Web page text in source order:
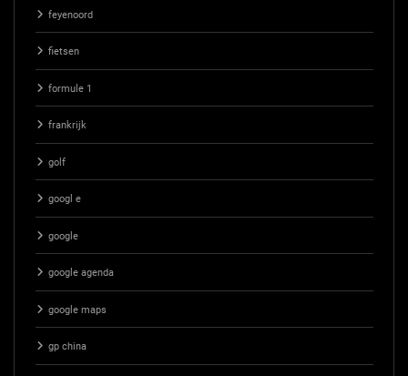
feyenoord
fietsen
formule 1
frankrijk
golf
googl e
google
google agenda
google maps
gp china